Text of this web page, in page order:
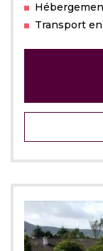
Transport